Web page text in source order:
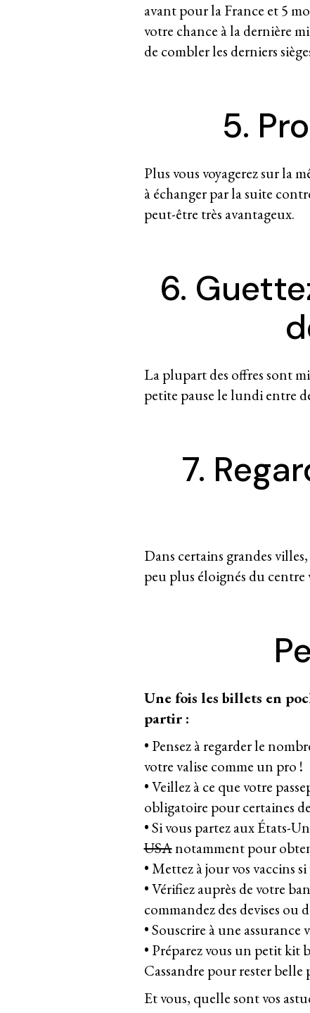
avant pour la France et 5
votre chance à la dernière
de combler les derniers
5.
Plus vous voyagerez sur la
à échanger par la suite
peut-être très avantageux.
6.
La plupart des offres sont
petite pause le lundi entre
7.
Dans certains grandes
peu plus éloignés du
Une fois les billets en
partir :
• Pensez à regarder le
votre valise comme un pro !
• Veillez à ce que votre
obligatoire pour certaines
• Si vous partez aux États-
USAnotamment pour
• Mettez à jour vos vaccins
• Vérifiez auprès de votre
commandez des devises ou
• Souscrire à une assurance
• Préparez vous un petit kit
Cassandre pour rester
Et vous, quelle sont vos